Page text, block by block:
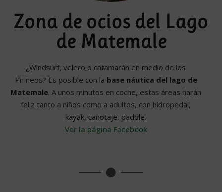
Zona de ocios del Lago
de Matemale
¿Windsurf, velero o catamarán en medio de los
Pirineos? Es posible con la base náutica del lago de
Matemale. A unos minutos en coche, estas áreas harán
feliz tanto a niños como a adultos, con hidropedal,
kayak, canotaje, paddle.
Ver la página Facebook